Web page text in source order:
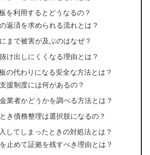
を利用するとどうなるの？
返済を求められる流れとは？
まで被害が及ぶのはなぜ？
け出しにくくなる理由とは？
の代わりになる安全な方法とは？
援制度には何があるの？
業者かどうかを調べる方法とは？
き債務整理は選択肢になるの？
してしまったときの対処法とは？
止めて証拠を残すべき理由とは？